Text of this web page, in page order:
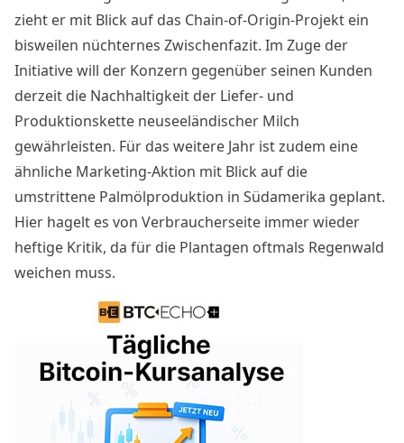
zieht er mit Blick auf das Chain-of-Origin-Projekt ein
bisweilen nüchternes Zwischenfazit. Im Zuge der
Initiative will der Konzern gegenüber seinen Kunden
derzeit die Nachhaltigkeit der Liefer- und
Produktionskette neuseeländischer Milch
gewährleisten. Für das weitere Jahr ist zudem eine
ähnliche Marketing-Aktion mit Blick auf die
umstrittene Palmölproduktion in Südamerika geplant.
Hier hagelt es von Verbraucherseite immer wieder
heftige Kritik, da für die Plantagen oftmals Regenwald
weichen muss.